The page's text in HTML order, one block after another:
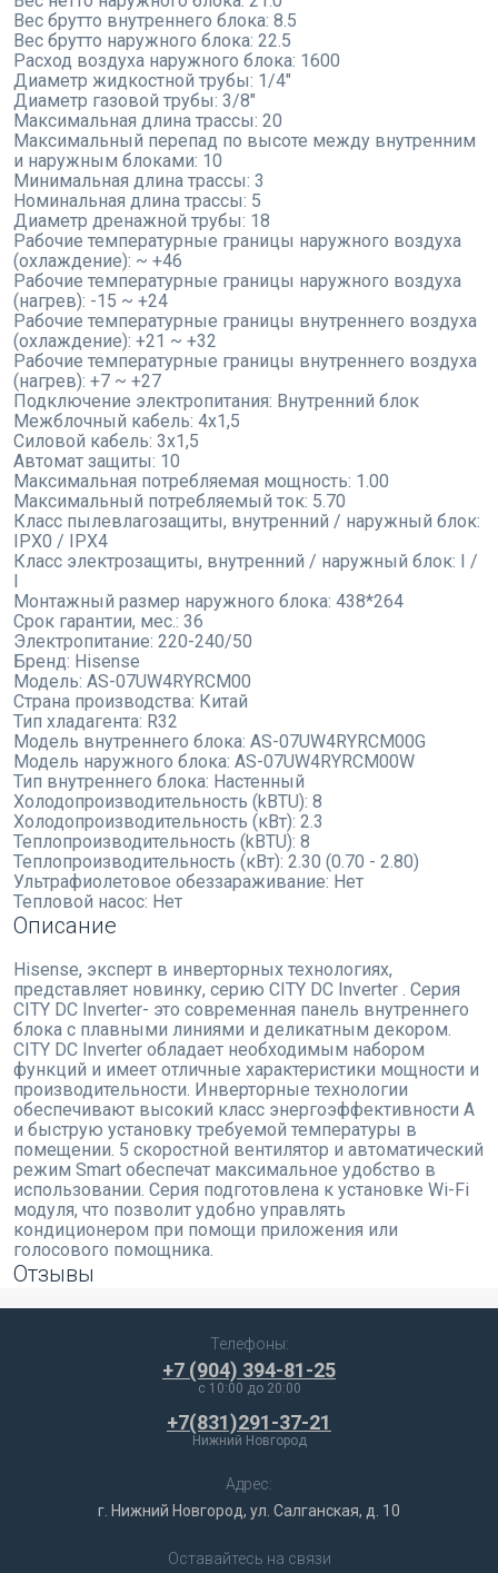
Вес брутто внутреннего блока: 8.5
Вес брутто наружного блока: 22.5
Расход воздуха наружного блока: 1600
Диаметр жидкостной трубы: 1/4"
Диаметр газовой трубы: 3/8"
Максимальная длина трассы: 20
Максимальный перепад по высоте между внутренним
и наружным блоками: 10
Минимальная длина трассы: 3
Номинальная длина трассы: 5
Диаметр дренажной трубы: 18
Рабочие температурные границы наружного воздуха
(охлаждение): ~ +46
Рабочие температурные границы наружного воздуха
(нагрев): -15 ~ +24
Рабочие температурные границы внутреннего воздуха
(охлаждение): +21 ~ +32
Рабочие температурные границы внутреннего воздуха
(нагрев): +7 ~ +27
Подключение электропитания: Внутренний блок
Межблочный кабель: 4x1,5
Силовой кабель: 3x1,5
Автомат защиты: 10
Максимальная потребляемая мощность: 1.00
Максимальный потребляемый ток: 5.70
Класс пылевлагозащиты, внутренний / наружный блок:
IPX0 / IPX4
Класс электрозащиты, внутренний / наружный блок: I /
I
Монтажный размер наружного блока: 438*264
Срок гарантии, мес.: 36
Электропитание: 220-240/50
Бренд: Hisense
Модель: AS-07UW4RYRCM00
Страна производства: Китай
Тип хладагента: R32
Модель внутреннего блока: AS-07UW4RYRCM00G
Модель наружного блока: AS-07UW4RYRCM00W
Тип внутреннего блока: Настенный
Холодопроизводительность (kBTU): 8
Холодопроизводительность (кВт): 2.3
Теплопроизводительность (kBTU): 8
Теплопроизводительность (кВт): 2.30 (0.70 - 2.80)
Ультрафиолетовое обеззараживание: Нет
Тепловой насос: Нет
Описание
Hisense, эксперт в инверторных технологиях,
представляет новинку, серию CITY DC Inverter . Серия
CITY DC Inverter- это современная панель внутреннего
блока с плавными линиями и деликатным декором.
CITY DC Inverter обладает необходимым набором
функций и имеет отличные характеристики мощности и
производительности. Инверторные технологии
обеспечивают высокий класс энергоэффективности А
и быструю установку требуемой температуры в
помещении. 5 скоростной вентилятор и автоматический
режим Smart обеспечат максимальное удобство в
использовании. Серия подготовлена к установке Wi-Fi
модуля, что позволит удобно управлять
кондиционером при помощи приложения или
голосового помощника.
Отзывы
Телефоны:
+7 (904) 394-81-25
c 10:00 до 20:00
+7(831)291-37-21
Нижний Новгород
Адрес:
г. Нижний Новгород, ул. Салганская, д. 10
Оставайтесь на связи